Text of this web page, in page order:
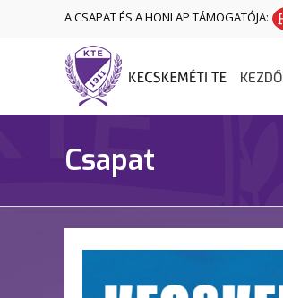
A CSAPAT ÉS A HONLAP TÁMOGATÓJA:
Csapat